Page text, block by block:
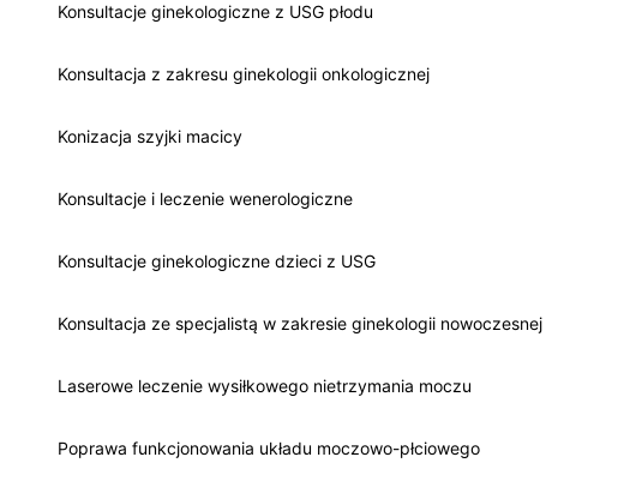
Konsultacje ginekologiczne z USG płodu
Konsultacja z zakresu ginekologii onkologicznej
Konizacja szyjki macicy
Konsultacje i leczenie wenerologiczne
Konsultacje ginekologiczne dzieci z USG
Konsultacja ze specjalistą w zakresie ginekologii nowoczesnej
Laserowe leczenie wysiłkowego nietrzymania moczu
Poprawa funkcjonowania układu moczowo-płciowego